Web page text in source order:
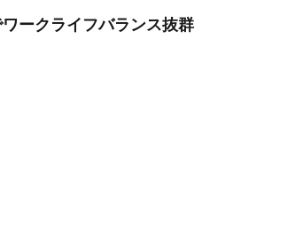
ークライフバランス抜群